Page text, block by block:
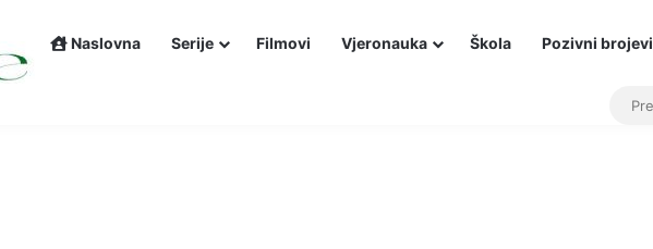
Naslovna Serije Filmovi Vjeronauka Škola Pozivni brojevi